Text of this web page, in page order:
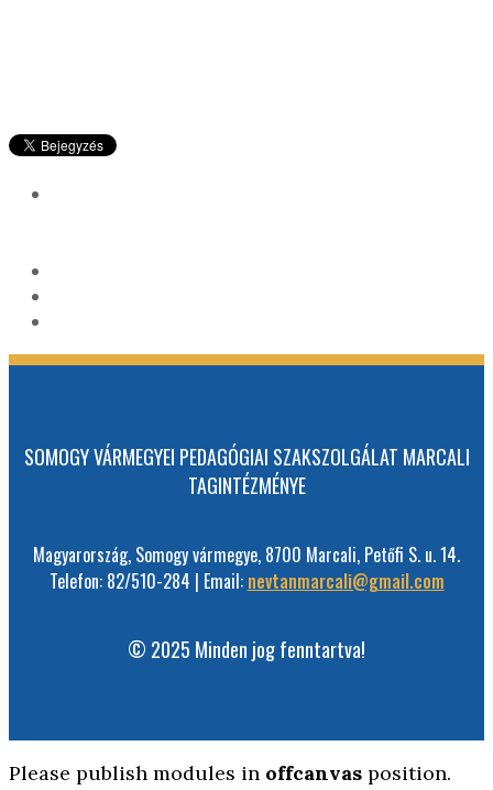
SOMOGY VÁRMEGYEI PEDAGÓGIAI SZAKSZOLGÁLAT MARCALI
TAGINTÉZMÉNYE
Magyarország, Somogy vármegye, 8700 Marcali, Petőfi S. u. 14.
Telefon: 82/510-284 | Email: nevtanmarcali@gmail.com
© 2025 Minden jog fenntartva!
Please publish modules in offcanvas position.